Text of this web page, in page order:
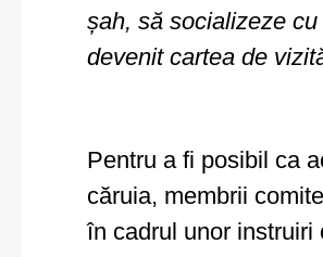
șah, să socializeze
devenit cartea de
Pentru a fi posibil ca
căruia, membrii
în cadrul unor instruiri